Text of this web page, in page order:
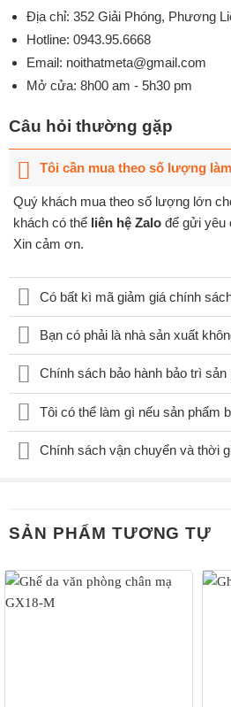
Địa chỉ: 352 Giải Phóng, Phương
Hotline: 0943.95.6668
Email: noithatmeta@gmail.com
Mở cửa: 8h00 am - 5h30 pm
Câu hỏi thường gặp
Tôi cần mua theo số lượng
Quý khách mua theo số lượng lớn
khách có thể liên hệ Zalo để gửi yêu
Xin cảm ơn.
Có bất kì mã giảm giá chính
Bạn có phải là nhà sản xuất
Chính sách bảo hành bảo trì
Tôi có thể làm gì nếu sản phẩm
Chính sách vận chuyển và thời
SẢN PHẨM TƯƠNG TỰ